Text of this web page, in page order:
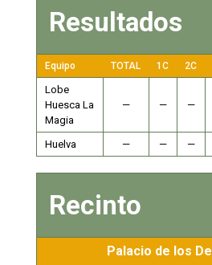
Resultados
Equipo TOTAL 1C 2C
Lobe
Huesca La
Magia
— — —
Huelva — — —
Recinto
Palacio de los